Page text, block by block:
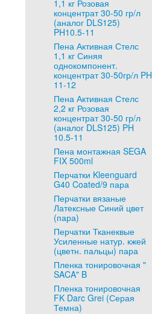
1,1 кг Розовая
концентрат 30-50 гр/л
(аналог DLS125)
PH10.5-11
Пена Активная Стелс
1,1 кг Синяя
однокомпонент.
концентрат 30-50гр/л PH
11-12
Пена Активная Стелс
2,2 кг Розовая
концентрат 30-50 гр/л
(аналог DLS125) PH
10.5-11
Пена монтажная SEGA
FIX 500ml
Перчатки Kleenguard
G40 Coated/9 пара
Перчатки вязаные
Латексные Синий цвет
(пара)
Перчатки Тканеквые
Усиленные натур. кжей
(цветн. пальцы) пара
Пленка тонировочная "
SACA" B
Пленка тонировочная
FK Darc Grei (Серая
Темна)